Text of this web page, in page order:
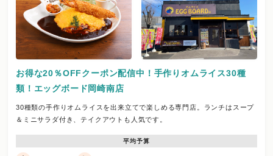
お得な20％OFFクーポン配信中！手作りオムライス30種
類！エッグボード岡崎南店
30種類の手作りオムライスを出来立てで楽しめる専門店。ランチはスープ
＆ミニサラダ付き、テイクアウトも人気です。
平均予算